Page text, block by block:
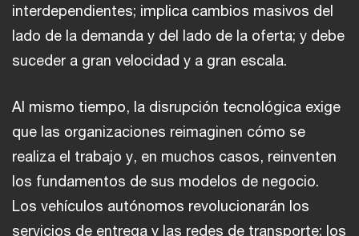
interdependientes; implica cambios masivos del
lado de la demanda y del lado de la oferta; y debe
suceder a gran velocidad y a gran escala.
Al mismo tiempo, la disrupción tecnológica exige
que las organizaciones reimaginen cómo se
realiza el trabajo y, en muchos casos, reinventen
los fundamentos de sus modelos de negocio.
Los vehículos autónomos revolucionarán los
servicios de entrega y las redes de transporte; los